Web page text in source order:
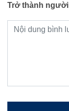
Trở thành